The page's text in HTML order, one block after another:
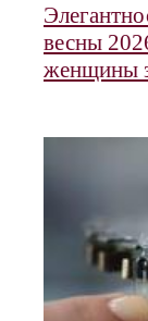
весны
женщины